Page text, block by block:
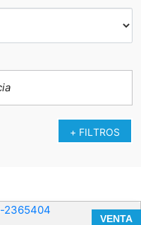
+ FILTROS
VENTA